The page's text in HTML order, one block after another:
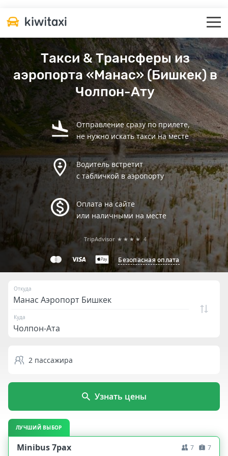
Такси & Трансферы из
аэропорта «Манас» (Бишкек) в
Чолпон-Ату
Отправление сразу по прилете,
не нужно искать такси на месте
Водитель встретит
с табличкой в аэропорту
Оплата на сайте
или наличными на месте
Безопасная оплата
TripAdvisor ★★★★ 4
Откуда
Куда
2 пассажира
Узнать цены
ЛУЧШИЙ ВЫБОР
Minibus 7pax 7 7